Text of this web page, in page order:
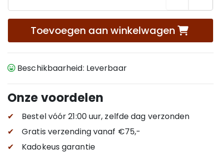
Toevoegen aan winkelwagen
Beschikbaarheid: Leverbaar
Onze voordelen
✔
Bestel vóór 21:00 uur, zelfde dag verzonden
✔
Gratis verzendingvanaf €75,-
✔
Kadokeus garantie